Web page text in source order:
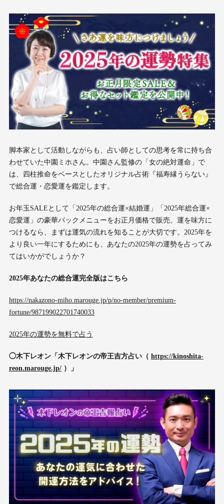
脚本家として活動しながらも、占い師としての思考を常に持ち合
わせていた中園ミホさん。中園さん監修の「女の絶対運命」で
は、四柱推命をベースとしたオリジナル占術『福寿縁うらない』
で総合運・恋愛運を鑑定します。
お年玉SALEとして「2025年の総合運×結婚運」「2025年総合運×
恋愛運」の豪華パックメニューをお正月価格で販売。運を味方に
つけるなら、まずは運気の流れを知ることが大切です。2025年を
より良い一年にするためにも、あなたの2025年の運勢を占ってみ
てはいかがでしょうか？
2025年あなたの総合運完全版はこちら
https://nakazono-miho.marouge.jp/p/no-member/premium-
fortune/987199022701740033
2025年の運勢を無料で占う
◯木下レオン「木下レオンの帝王吉方占い（ https://kinoshita-
reon.marouge.jp/）」